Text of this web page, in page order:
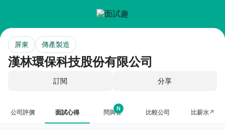
漢林環保科技股份有限公司
屏東 傳產製造
訂閱 分享
公司評價 面試心得 問與答
N
比較公司 比薪水↗